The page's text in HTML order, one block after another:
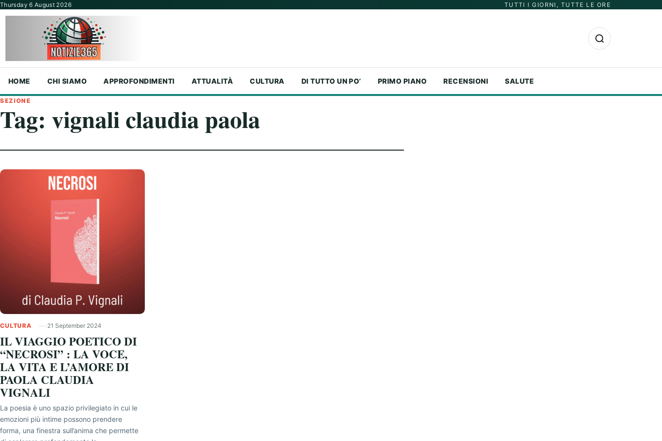
Vai al contenuto
Thursday 6 August 2026 TUTTI I GIORNI, TUTTE LE ORE
Apri la ricerca
HOME CHI SIAMO APPROFONDIMENTI ATTUALITÀ CULTURA DI TUTTO UN PO’ PRIMO PIANO RECENSIONI SALUTE
SEZIONE
Tag: vignali claudia paola
CULTURA 21 September 2024
IL VIAGGIO POETICO DI
“NECROSI” : LA VOCE,
LA VITA E L’AMORE DI
PAOLA CLAUDIA
VIGNALI
La poesia è uno spazio privilegiato in cui le
emozioni più intime possono prendere
forma, una finestra sull’anima che permette